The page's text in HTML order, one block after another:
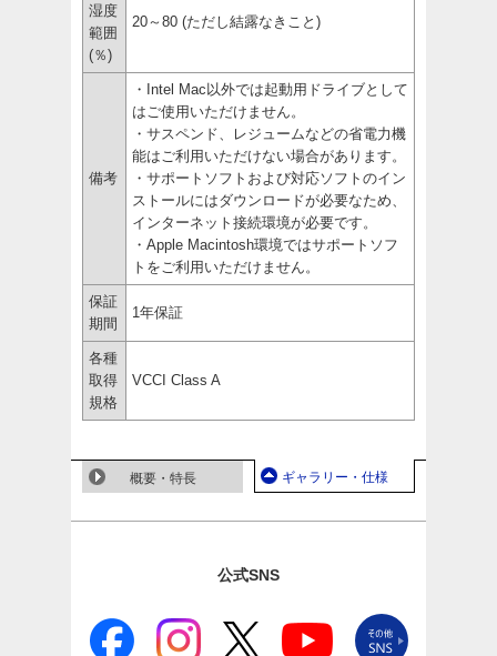
湿度
範囲
(％)
20～80 (ただし結露なきこと)
備考
・Intel Mac以外では起動用ドライブとして
はご使用いただけません。
・サスペンド、レジュームなどの省電力機
能はご利用いただけない場合があります。
・サポートソフトおよび対応ソフトのイン
ストールにはダウンロードが必要なため、
インターネット接続環境が必要です。
・Apple Macintosh環境ではサポートソフ
トをご利用いただけません。
保証
期間
1年保証
各種
取得
規格
VCCI Class A
概要・特長 ギャラリー・仕様
公式SNS